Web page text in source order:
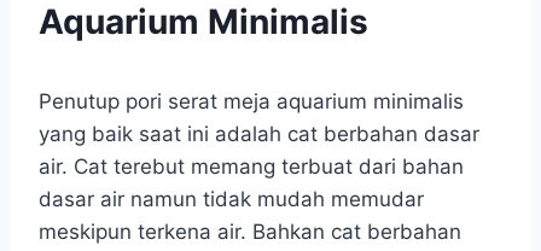
Aquarium Minimalis
Penutup pori serat meja aquarium minimalis
yang baik saat ini adalah cat berbahan dasar
air. Cat terebut memang terbuat dari bahan
dasar air namun tidak mudah memudar
meskipun terkena air. Bahkan cat berbahan